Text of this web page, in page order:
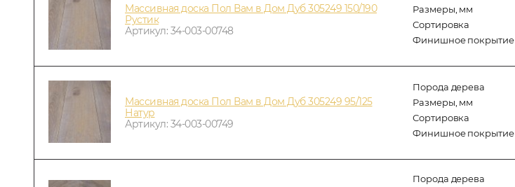
Массивная доска Пол Вам в Дом Дуб 305249 150/190
Рустик
Артикул: 34-003-00748
Размеры, мм
Сортировка
Финишное покрытие
Массивная доска Пол Вам в Дом Дуб 305249 95/125
Натур
Артикул: 34-003-00749
Порода дерева
Размеры, мм
Сортировка
Финишное покрытие
Порода дерева